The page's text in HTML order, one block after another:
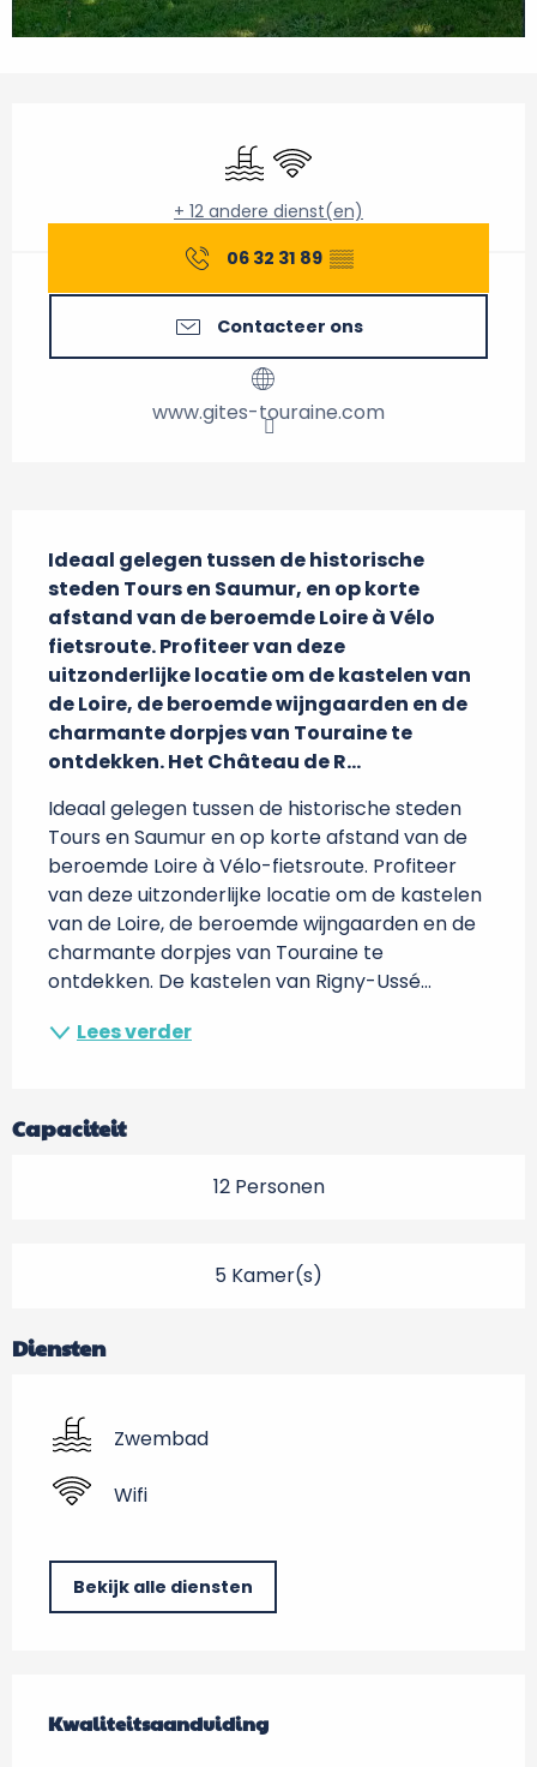
Zwembad
Wifi
+ 12 andere dienst(en)
06 32 31 89 ▒▒
Contacteer ons
www.gites-touraine.com
Ideaal gelegen tussen de historische
steden Tours en Saumur, en op korte
afstand van de beroemde Loire à Vélo
fietsroute. Profiteer van deze
uitzonderlijke locatie om de kastelen van
de Loire, de beroemde wijngaarden en de
charmante dorpjes van Touraine te
ontdekken. Het Château de R...
Ideaal gelegen tussen de historische steden
Tours en Saumur en op korte afstand van de
beroemde Loire à Vélo-fietsroute. Profiteer
van deze uitzonderlijke locatie om de kastelen
van de Loire, de beroemde wijngaarden en de
charmante dorpjes van Touraine te
ontdekken. De kastelen van Rigny-Ussé...
Lees verder
Capaciteit
12 Personen
5 Kamer(s)
Diensten
Zwembad
Wifi
Bekijk alle diensten
Kwaliteitsaanduiding
Kwaliteitsaanduiding